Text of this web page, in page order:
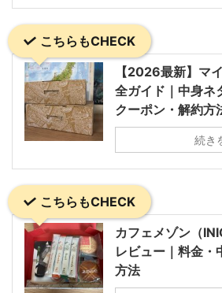
こちらもCHECK
【2026最新】マ
全ガイド｜中身ネ
クーポン・解約方
続き
こちらもCHECK
カフェメゾン（
レビュー｜料金・
方法